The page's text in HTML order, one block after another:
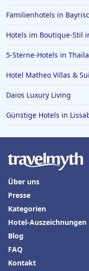
Hotels in Bregenz
Hotels in Paguera
Hotels in Achen See
Hotels in Marburg
Hotels in Ischgl
Hotels in Cochem
Hotels in Karibische
Hotels in Boppard
Familienhotels in
Hotels im Boutique-Stil
5-Sterne-Hotels in
Hotel Matheo Villas &
Daios Luxury Living
Günstige Hotels in
Über uns
Presse
Kategorien
Hotel-Auszeichnungen
Blog
FAQ
Kontakt